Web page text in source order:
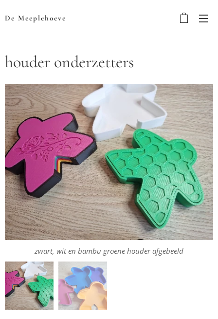
De Meeplehoeve
houder onderzetters
zwart, wit en bambu groene houder afgebeeld
magenta, cyaan, paars en mat mandarijn oranje afgebeeld